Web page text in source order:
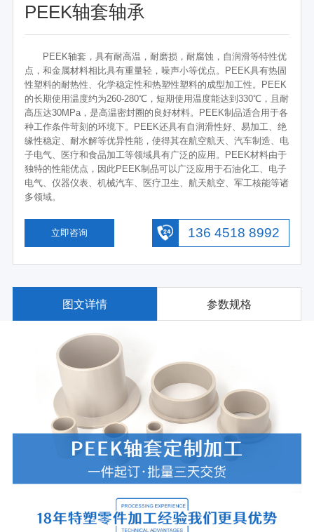
PEEK轴套轴承
PEEK轴套，具有耐高温，耐磨损，耐腐蚀，自润滑等特性优
点，和金属材料相比具有重量轻，噪声小等优点。PEEK具有热固
性塑料的耐热性、化学稳定性和热塑性塑料的成型加工性。PEEK
的长期使用温度约为260-280℃，短期使用温度能达到330℃，且耐
高压达30MPa，是高温密封圈的良好材料。PEEK制品适合用于各
种工作条件苛刻的环境下。PEEK还具有自润滑性好、易加工、绝
缘性稳定、耐水解等优异性能，使得其在航空航天、汽车制造、电
子电气、医疗和食品加工等领域具有广泛的应用。PEEK材料由于
独特的性能优点，因此PEEK制品可以广泛应用于石油化工、电子
电气、仪器仪表、机械汽车、医疗卫生、航天航空、军工核能等诸
多领域。
立即咨询 136 4518 8992
图文详情 参数规格